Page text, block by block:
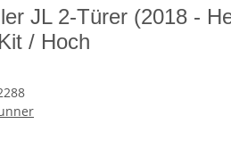
JL 2-Türer (2018 -
/ Hoch